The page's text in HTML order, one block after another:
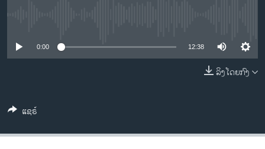
ຊີວິດຊາວລາວ
ທຸລະກິດ
ພາສາອັງກິດ
0:00 12:38
ລິງໂດຍກົງ
ແຊຣ໌